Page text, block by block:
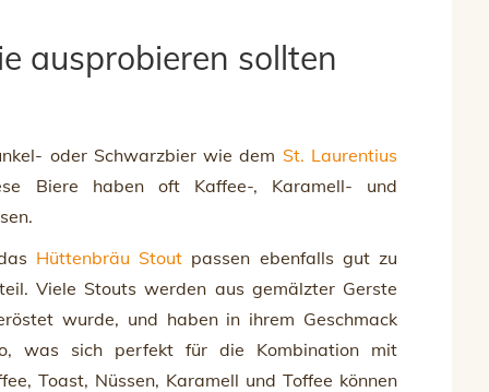
ausprobieren sollten
oder Schwarzbier wie dem St. Laurentius
Biere haben oft Kaffee-, Karamell- und
Hüttenbräu Stout passen ebenfalls gut zu
Viele Stouts werden aus gemälzter Gerste
wurde, und haben in ihrem Geschmack
was sich perfekt für die Kombination mit
Toast, Nüssen, Karamell und Toffee können